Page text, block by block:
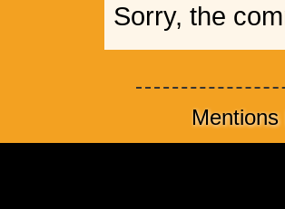
Sorry, the
Mentions